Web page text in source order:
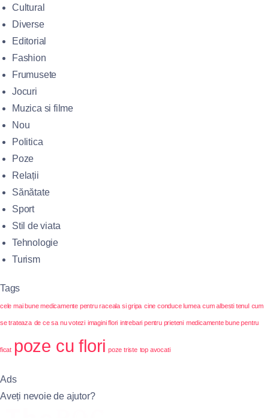
Cultural
Diverse
Editorial
Fashion
Frumusete
Jocuri
Muzica si filme
Nou
Politica
Poze
Relații
Sănătate
Sport
Stil de viata
Tehnologie
Turism
Tags
cele mai bune medicamente pentru raceala si gripa cine conduce lumea cum albesti tenul cum
se trateaza de ce sa nu votezi imagini flori intrebari pentru prieteni medicamente bune pentru
ficat poze cu flori poze triste top avocati
Ads
Aveți nevoie de ajutor?